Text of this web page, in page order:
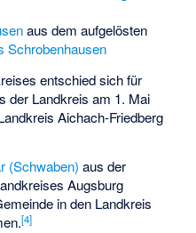
aus dem aufgelösten
Schrobenhausen
entschied sich für
der Landkreis am 1. Mai
Aichach-Friedberg
(Schwaben) aus der
Augsburg
in den Landkreis
[4]